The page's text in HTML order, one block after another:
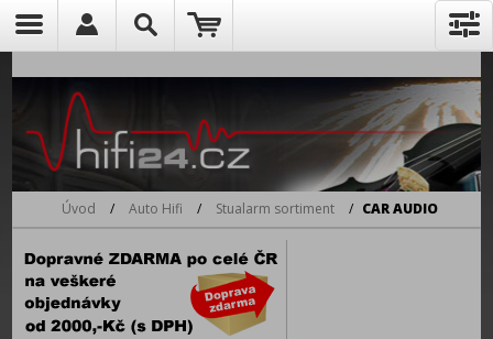
Úvod / Auto Hifi / Stualarm sortiment / CAR AUDIO